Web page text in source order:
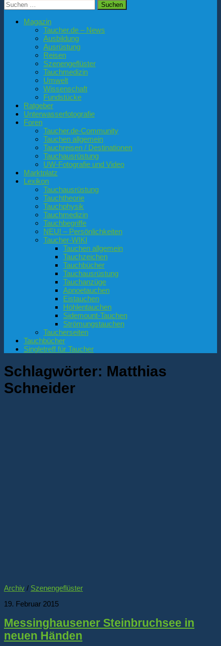
Suchen
nach:
Magazin
Taucher.de – News
Ausbildung
Ausrüstung
Reisen
Szenengeflüster
Tauchmedizin
Umwelt
Wissenschaft
Fundstücke
Ratgeber
Unterwasserfotografie
Foren
Taucher.de-Community
Tauchen allgemein
Tauchreisen / Destinationen
Tauchausrüstung
UW-Fotografie und Video
Marktplatz
Lexikon
Tauchausrüstung
Tauchtheorie
Tauchphysik
Tauchmedizin
Tauchbegriffe
NEU! – Persönlichkeiten
Taucher-WIKI
Tauchen allgemein
Tauchzeichen
Tauchbücher
Tauchausrüstung
Tauchanzüge
Apnoetauchen
Eistauchen
Höhlentauchen
Sidemount-Tauchen
Strömungstauchen
Taucherseiten
Tauchbücher
Singletreff für Taucher
Schlagwörter: Matthias
Schneider
Archiv / Szenengeflüster
19. Februar 2015
Messinghausener Steinbruchsee in
neuen Händen